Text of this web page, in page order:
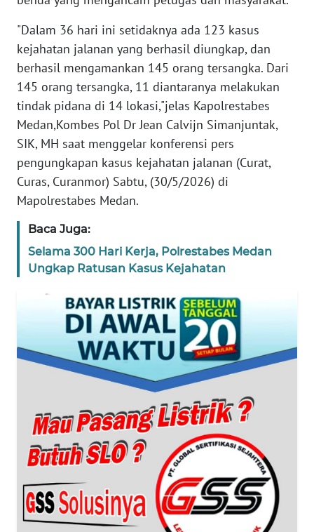
"Dalam 36 hari ini setidaknya ada 123 kasus
kejahatan jalanan yang berhasil diungkap, dan
berhasil mengamankan 145 orang tersangka. Dari
145 orang tersangka, 11 diantaranya melakukan
tindak pidana di 14 lokasi,"jelas Kapolrestabes
Medan,Kombes Pol Dr Jean Calvijn Simanjuntak,
SIK, MH saat menggelar konferensi pers
pengungkapan kasus kejahatan jalanan (Curat,
Curas, Curanmor) Sabtu, (30/5/2026) di
Mapolrestabes Medan.
Baca Juga:
Selama 300 Hari Kerja, Polrestabes Medan
Ungkap Ratusan Kasus Kejahatan
DISCLAIMER
Wahana
News
Regional
WN
SUMUT
WN
JAKARTA
JABAR
WN
WN
WN
PAPUA
PAPUA
BARAT